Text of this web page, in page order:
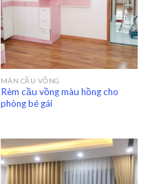
MÀN CẦU VỒNG
Rèm cầu vồng màu hồng cho
phòng bé gái